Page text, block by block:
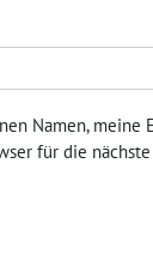
Namen, meine
für die